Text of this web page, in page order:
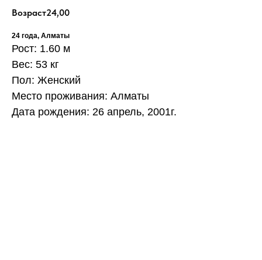
Возраст24,00
24 года, Алматы
Рост: 1.60 м
Вес: 53 кг
Пол: Женский
Место проживания: Алматы
Дата рождения: 26 апрель, 2001г.